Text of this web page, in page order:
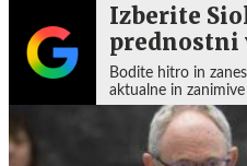
Izberite
prednostni
Bodite hitro in
aktualne in zanimive